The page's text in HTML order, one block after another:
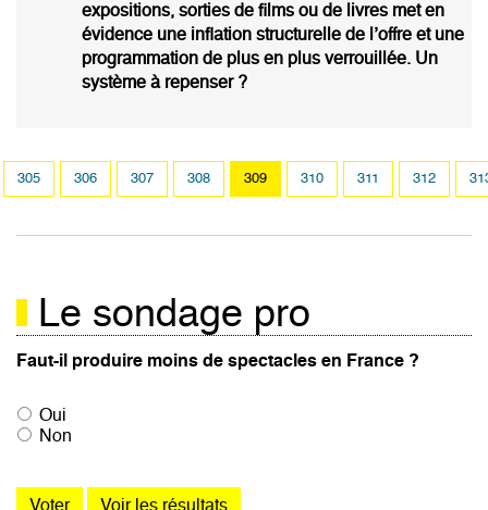
expositions, sorties de films ou de livres met en
évidence une inflation structurelle de l’offre et une
programmation de plus en plus verrouillée. Un
système à repenser ?
Pagination
Page
305 Page
306 Page
307 Page
308
Page
courante
309 Page
310 Page
311 Page
312
Le sondage pro
Faut-il produire moins de spectacles en France ?
Oui
Non